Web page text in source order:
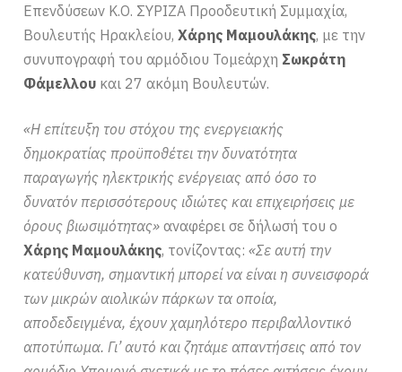
Επενδύσεων Κ.Ο. ΣΥΡΙΖΑ Προοδευτική Συμμαχία,
Βουλευτής Ηρακλείου,Χάρης Μαμουλάκης, με την
συνυπογραφή του αρμόδιου Τομεάρχη Σωκράτη
Φάμελλου και 27 ακόμη Βουλευτών.
«Η επίτευξη του στόχου της ενεργειακής
δημοκρατίας προϋποθέτει την δυνατότητα
παραγωγής ηλεκτρικής ενέργειας από όσο το
δυνατόν περισσότερους ιδιώτες και επιχειρήσεις με
όρους βιωσιμότητας» αναφέρει σε δήλωσή του ο
Χάρης Μαμουλάκης, τονίζοντας:«Σε αυτή την
κατεύθυνση, σημαντική μπορεί να είναι η συνεισφορά
των μικρών αιολικών πάρκων τα οποία,
αποδεδειγμένα, έχουν χαμηλότερο περιβαλλοντικό
αποτύπωμα. Γι’ αυτό και ζητάμε απαντήσεις από τον